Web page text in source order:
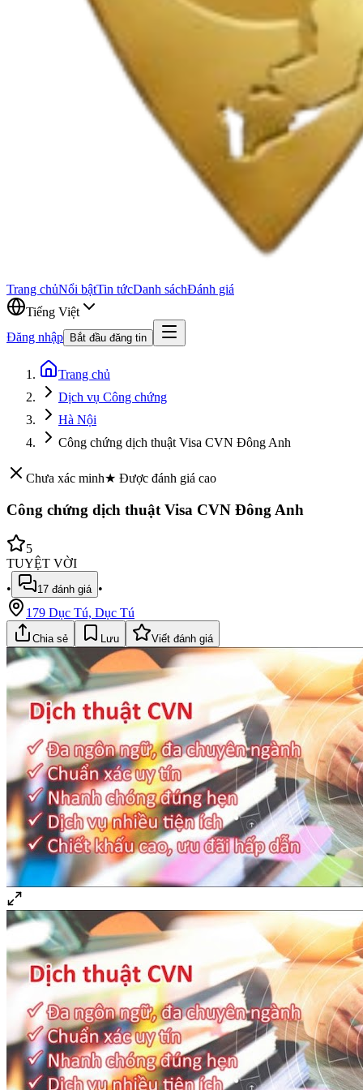
Trang chủNổi bậtTin tứcDanh sáchĐánh giá
Tiếng Việt
Đăng nhập
Bắt đầu đăng tin
Trang chủ
Dịch vụ Công chứng
Hà Nội
Công chứng dịch thuật Visa CVN Đông Anh
Chưa xác minh★ Được đánh giá cao
Công chứng dịch thuật Visa CVN Đông Anh
5
TUYỆT VỜI
•
17 đánh giá •
179 Dục Tú, Dục Tú
Chia sẻ Lưu Viết đánh giá